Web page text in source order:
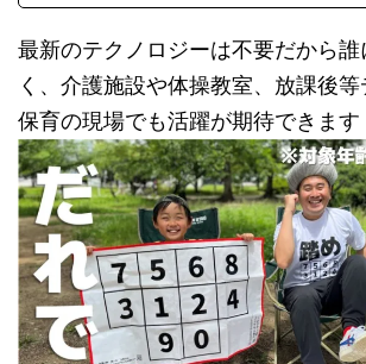
最新のテクノロジーは不要だから
く、介護施設や体操教室、放課後
保育の現場でも活躍が期待できます